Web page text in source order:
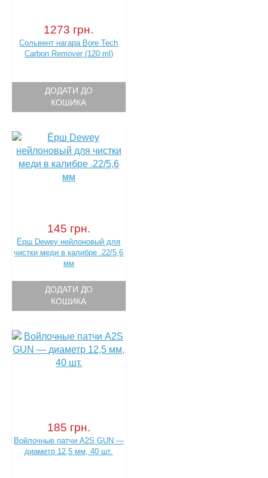
1273 грн.
Сольвент нагара Bore Tech
Carbon Remover (120 ml)
ДОДАТИ ДО
КОШИКА
145 грн.
Ёрш Dewey нейлоновый для
чистки меди в калибре .22/5,6
мм
ДОДАТИ ДО
КОШИКА
185 грн.
Войлочные патчи A2S GUN —
диаметр 12,5 мм, 40 шт.